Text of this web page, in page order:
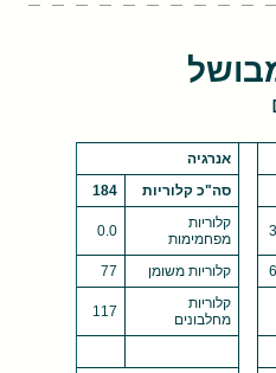
אנרגיה
סה"כ קלוריות 184
קלוריות
מפחמימות
0.0
קלוריות משומן
77
קלוריות
מחלבונים
117